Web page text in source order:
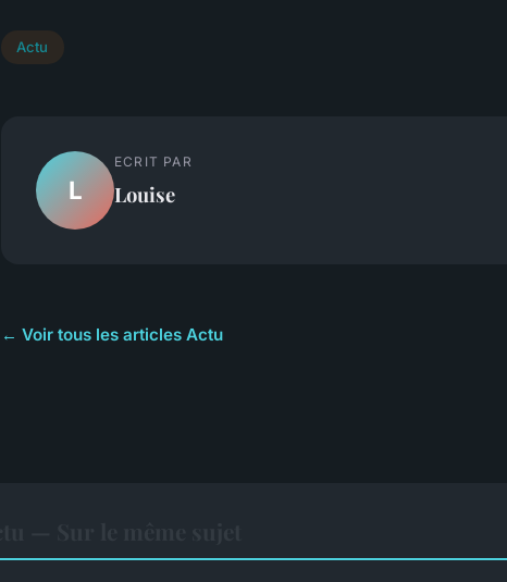
Actu
L
ECRIT PAR
Louise
← Voir tous les articles Actu